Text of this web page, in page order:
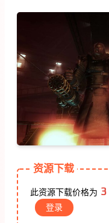
资源下载
此资源下载价格为 3
登录